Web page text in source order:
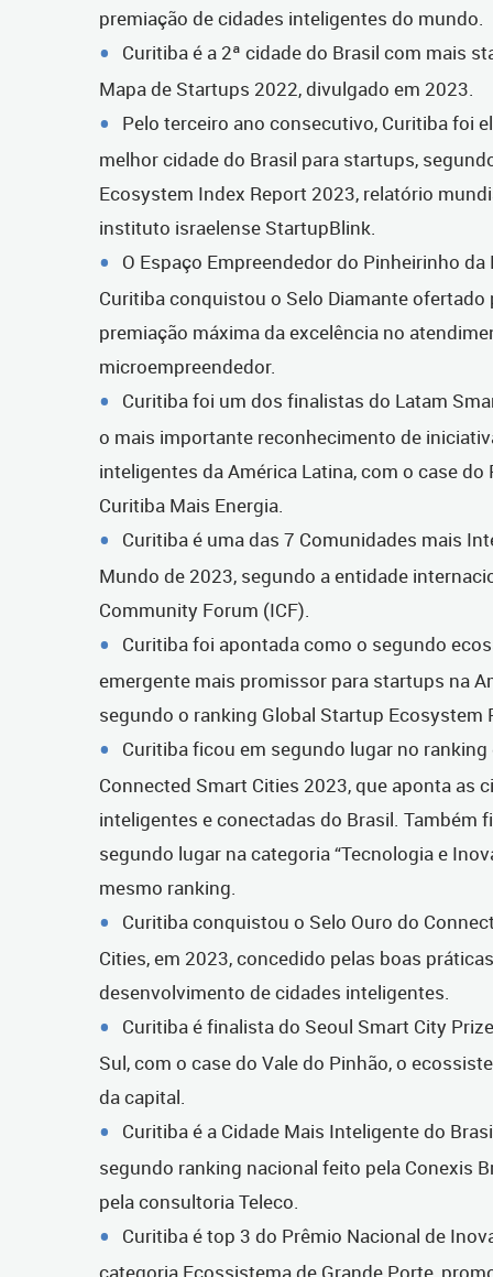
premiação de cidades inteligentes do mundo.
Curitiba é a 2ª cidade do Brasil com mais
Mapa de Startups 2022, divulgado em 2023.
Pelo terceiro ano consecutivo, Curitiba foi
melhor cidade do Brasil para startups,
Ecosystem Index Report 2023, relatório
instituto israelense StartupBlink.
O Espaço Empreendedor do Pinheirinho da
Curitiba conquistou o Selo Diamante ofertado
premiação máxima da excelência no
microempreendedor.
Curitiba foi um dos finalistas do Latam
o mais importante reconhecimento de
inteligentes da América Latina, com o case do
Curitiba Mais Energia.
Curitiba é uma das 7 Comunidades mais
Mundo de 2023, segundo a entidade
Community Forum (ICF).
Curitiba foi apontada como o segundo
emergente mais promissor para startups na
segundo o ranking Global Startup Ecosystem
Curitiba ficou em segundo lugar no ranking
Connected Smart Cities 2023, que aponta as
inteligentes e conectadas do Brasil. Também
segundo lugar na categoria “Tecnologia e
mesmo ranking.
Curitiba conquistou o Selo Ouro do
Cities, em 2023, concedido pelas boas
desenvolvimento de cidades inteligentes.
Curitiba é finalista do Seoul Smart City
Sul, com o case do Vale do Pinhão, o
da capital.
Curitiba é a Cidade Mais Inteligente do
segundo ranking nacional feito pela Conexis
pela consultoria Teleco.
Curitiba é top 3 do Prêmio Nacional de
categoria Ecossistema de Grande Porte,